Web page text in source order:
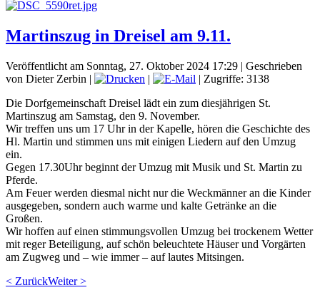
Martinszug in Dreisel am 9.11.
Veröffentlicht am Sonntag, 27. Oktober 2024 17:29 | Geschrieben
von Dieter Zerbin | |
| Zugriffe: 3138
Die Dorfgemeinschaft Dreisel lädt ein zum diesjährigen St.
Martinszug am Samstag, den 9. November.
Wir treffen uns um 17 Uhr in der Kapelle, hören die Geschichte des
Hl. Martin und stimmen uns mit einigen Liedern auf den Umzug
ein.
Gegen 17.30Uhr beginnt der Umzug mit Musik und St. Martin zu
Pferde.
Am Feuer werden diesmal nicht nur die Weckmänner an die Kinder
ausgegeben, sondern auch warme und kalte Getränke an die
Großen.
Wir hoffen auf einen stimmungsvollen Umzug bei trockenem Wetter
mit reger Beteiligung, auf schön beleuchtete Häuser und Vorgärten
am Zugweg und – wie immer – auf lautes Mitsingen.
< ZurückWeiter >